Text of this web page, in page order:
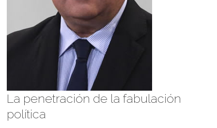
La penetración de la fabulación
política